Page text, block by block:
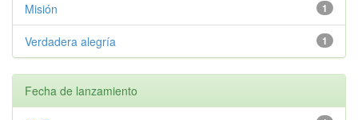
1
Misión
1
Verdadera alegría
Fecha de lanzamiento